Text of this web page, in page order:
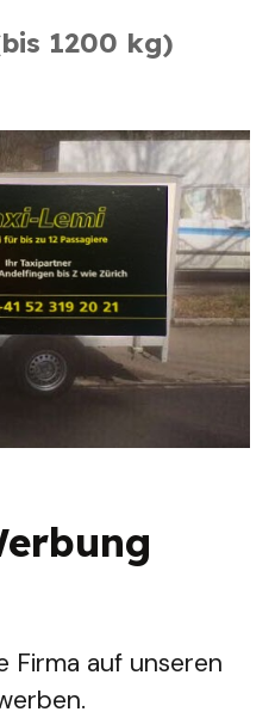
1200 kg)
Firma auf unseren